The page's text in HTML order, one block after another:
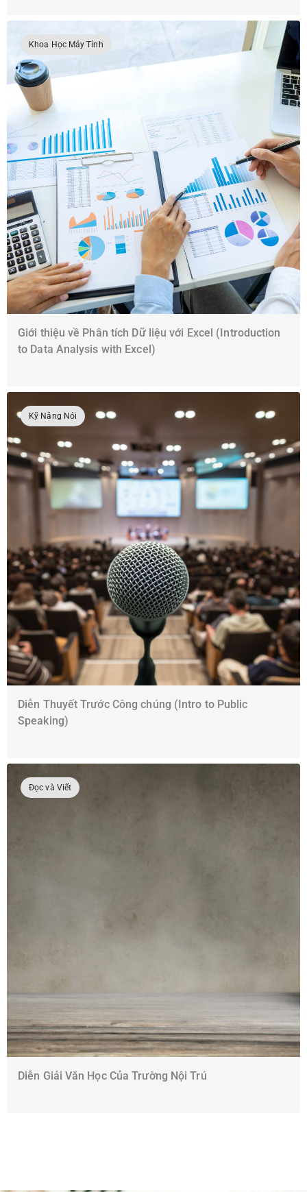
Khoa Học Máy Tính
Giới thiệu về Phân tích Dữ liệu với Excel (Introduction
to Data Analysis with Excel)
Kỹ Năng Nói
Diễn Thuyết Trước Công chúng (Intro to Public
Speaking)
Đọc và Viết
Diễn Giải Văn Học Của Trường Nội Trú